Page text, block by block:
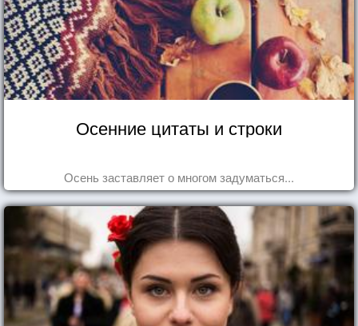
Осенние цитаты и строки
Осень заставляет о многом задуматься...